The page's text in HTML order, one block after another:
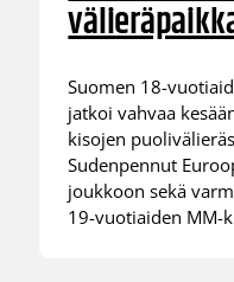
Suomen 18-
jatkoi vahvaa
kisojen
Sudenpennut
joukkoon sekä
19-vuotiaiden MM-